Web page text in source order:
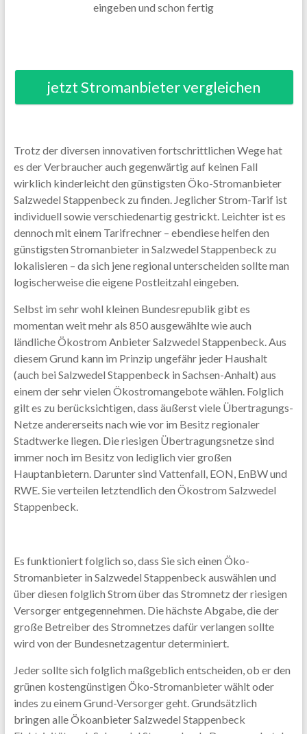
eingeben und schon fertig
jetzt Stromanbieter vergleichen
Trotz der diversen innovativen fortschrittlichen Wege hat
es der Verbraucher auch gegenwärtig auf keinen Fall
wirklich kinderleicht den günstigsten Öko-Stromanbieter
Salzwedel Stappenbeck zu finden. Jeglicher Strom-Tarif ist
individuell sowie verschiedenartig gestrickt. Leichter ist es
dennoch mit einem Tarifrechner – ebendiese helfen den
günstigsten Stromanbieter in Salzwedel Stappenbeck zu
lokalisieren – da sich jene regional unterscheiden sollte man
logischerweise die eigene Postleitzahl eingeben.
Selbst im sehr wohl kleinen Bundesrepublik gibt es
momentan weit mehr als 850 ausgewählte wie auch
ländliche Ökostrom Anbieter Salzwedel Stappenbeck. Aus
diesem Grund kann im Prinzip ungefähr jeder Haushalt
(auch bei Salzwedel Stappenbeck in Sachsen-Anhalt) aus
einem der sehr vielen Ökostromangebote wählen. Folglich
gilt es zu berücksichtigen, dass äußerst viele Übertragungs-
Netze andererseits nach wie vor im Besitz regionaler
Stadtwerke liegen. Die riesigen Übertragungsnetze sind
immer noch im Besitz von lediglich vier großen
Hauptanbietern. Darunter sind Vattenfall, EON, EnBW und
RWE. Sie verteilen letztendlich den Ökostrom Salzwedel
Stappenbeck.
Es funktioniert folglich so, dass Sie sich einen Öko-
Stromanbieter in Salzwedel Stappenbeck auswählen und
über diesen folglich Strom über das Stromnetz der riesigen
Versorger entgegennehmen. Die hächste Abgabe, die der
große Betreiber des Stromnetzes dafür verlangen sollte
wird von der Bundesnetzagentur determiniert.
Jeder sollte sich folglich maßgeblich entscheiden, ob er den
grünen kostengünstigen Öko-Stromanbieter wählt oder
indes zu einem Grund-Versorger geht. Grundsätzlich
bringen alle Ökoanbieter Salzwedel Stappenbeck